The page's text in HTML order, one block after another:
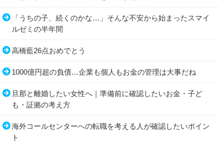
「うちの子、続くのかな…」そんな不安から始まったスマイ
ルゼミの半年間
高橋藍26点おめでとう
1000億円超の負債…企業も個人もお金の管理は大事だね
旦那と離婚したい女性へ｜準備前に確認したいお金・子ど
も・証拠の考え方
海外コールセンターへの転職を考える人が確認したいポイン
ト